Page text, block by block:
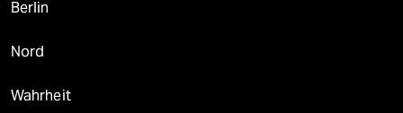
Berlin
Nord
Wahrheit